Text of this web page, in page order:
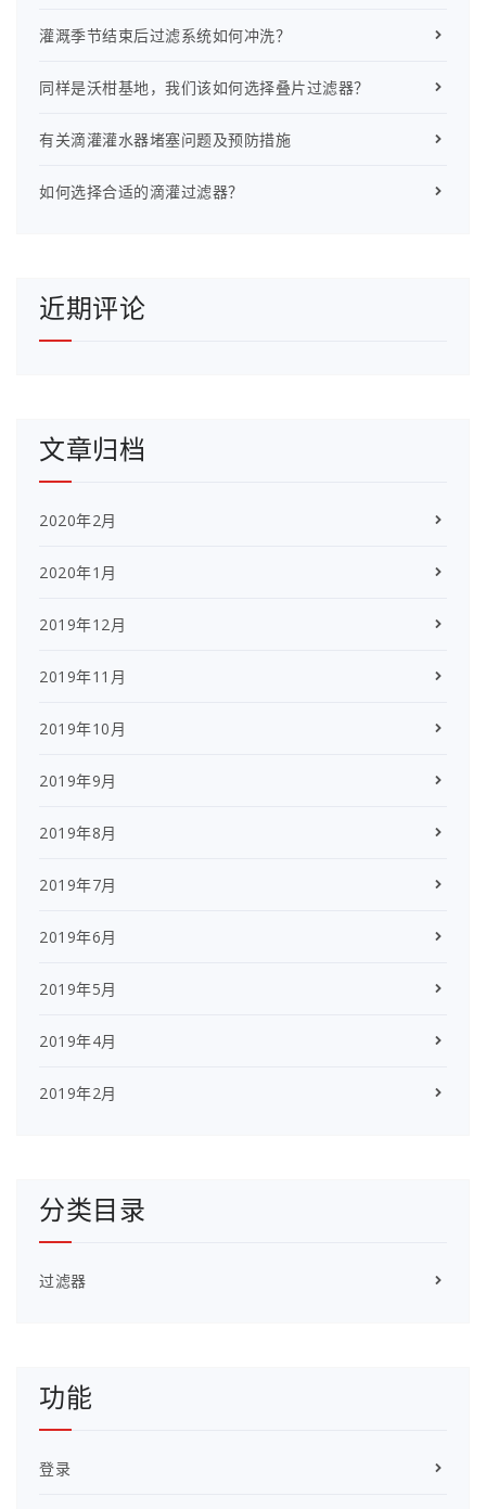
灌溉季节结束后过滤系统如何冲洗？
同样是沃柑基地，我们该如何选择叠片过滤器？
有关滴灌灌水器堵塞问题及预防措施
如何选择合适的滴灌过滤器？
近期评论
文章归档
2020年2月
2020年1月
2019年12月
2019年11月
2019年10月
2019年9月
2019年8月
2019年7月
2019年6月
2019年5月
2019年4月
2019年2月
分类目录
过滤器
功能
登录